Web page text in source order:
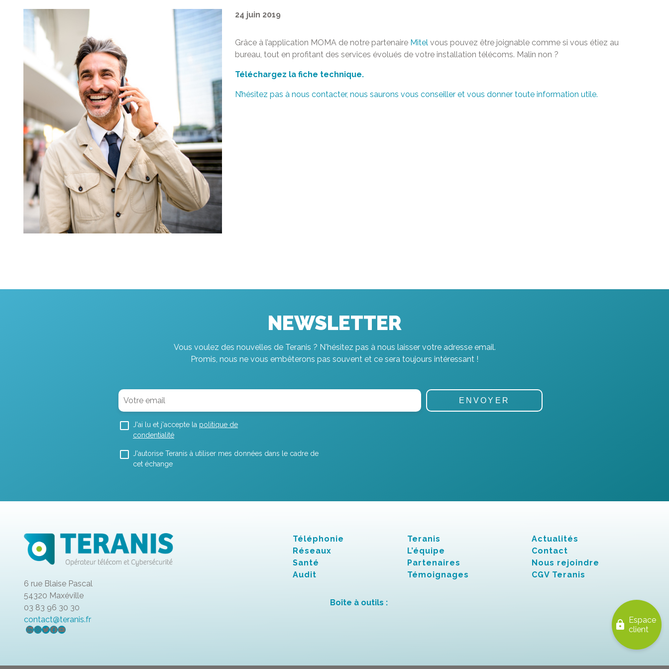
24 juin 2019
Grâce à l’application MOMA de notre partenaire Mitel vous pouvez être joignable comme si vous étiez au
bureau, tout en profitant des services évolués de votre installation télécoms. Malin non ?
Téléchargez la fiche technique.
N’hésitez pas à nous contacter, nous saurons vous conseiller et vous donner toute information utile.
NEWSLETTER
Vous voulez des nouvelles de Teranis ? N'hésitez pas à nous laisser votre adresse email.
Promis, nous ne vous embêterons pas souvent et ce sera toujours intéressant !
J'ai lu et j'accepte la politique de
condentialité
J'autorise Teranis à utiliser mes données dans le cadre de
cet échange
6 rue Blaise Pascal
54320 Maxéville
03 83 96 30 30
contact@teranis.fr
LinkedIn
Instagram
Twitter
Facebook
YouTube
Téléphonie
Réseaux
Santé
Audit
Teranis
L’équipe
Partenaires
Témoignages
Actualités
Contact
Nous rejoindre
CGV Teranis
Boîte à outils :
lock Espace
client